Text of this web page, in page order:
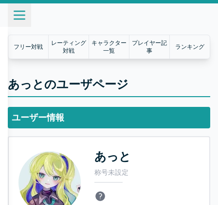
フリー対戦
レーティング
対戦
キャラクター
一覧
プレイヤー記
事
ランキング
あっとのユーザページ
ユーザー情報
あっと
称号未設定